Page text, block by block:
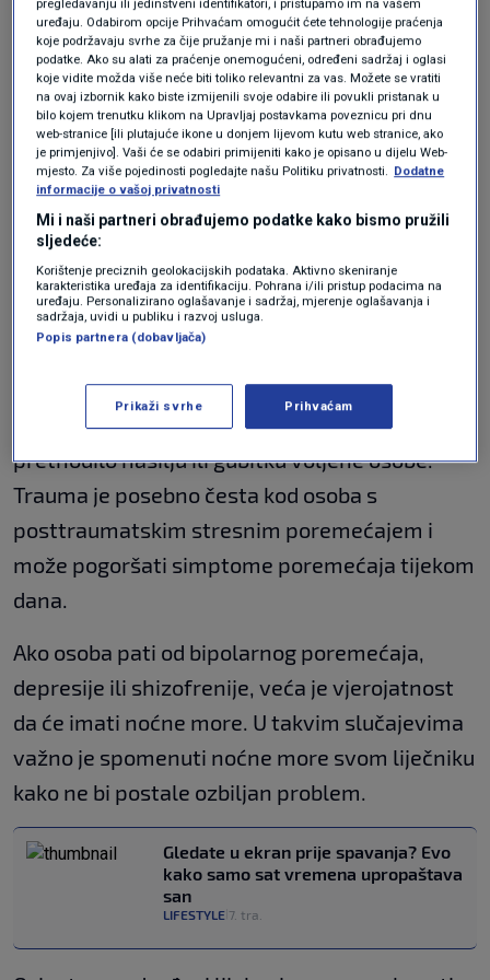
zdravljem tijela, pišeklix.ba.
Loše spavate? Ovo su navike ljudi
koji uvijek dobro spavaju
LIFESTYLE 7. kol.
Snovi i noćne morejoš su uvijek misterij
znanstvenicima, a određeni čimbenici mogu
povećati učestalost noćnih mora i narušiti
kvalitetu sna. Među tim čimbenicima ističe se
svakodnevni stres koji može utjecati na san i
neuobičajeno imati noćne more nakon
traumatičnog događaja poput nasilja koje je
prethodilo nasilju ili gubitku voljene osobe.
Trauma je posebno česta kod osoba s
posttraumatskim stresnim poremećajem i
može pogoršati simptome poremećaja tijekom
dana.
Ako osoba pati od bipolarnog poremećaja,
depresije ili shizofrenije, veća je vjerojatnost
da će imati noćne more. U takvim slučajevima
važno je spomenuti noćne more svom liječniku
kako ne bi postale ozbiljan problem.
Gledate u ekran prije spavanja? Evo
kako samo sat vremena upropaštava
san
LIFESTYLE 7. tra.
pregledavanju ili jedinstveni identifikatori, i pristupamo im na vašem
uređaju. Odabirom opcije Prihvaćam omogućit ćete tehnologije praćenja
koje podržavaju svrhe za čije pružanje mi i naši partneri obrađujemo
podatke. Ako su alati za praćenje onemogućeni, određeni sadržaj i oglasi
koje vidite možda više neće biti toliko relevantni za vas. Možete se vratiti
na ovaj izbornik kako biste izmijenili svoje odabire ili povukli pristanak u
bilo kojem trenutku klikom na Upravljaj postavkama poveznicu pri dnu
web-stranice [ili plutajuće ikone u donjem lijevom kutu web stranice, ako
je primjenjivo]. Vaši će se odabiri primijeniti kako je opisano u dijelu Web-
mjesto. Za više pojedinosti pogledajte našu Politiku privatnosti. Dodatne
informacije o vašoj privatnosti
Mi i naši partneri obrađujemo podatke kako bismo pružili
sljedeće:
Korištenje preciznih geolokacijskih podataka. Aktivno skeniranje
karakteristika uređaja za identifikaciju. Pohrana i/ili pristup podacima na
uređaju. Personalizirano oglašavanje i sadržaj, mjerenje oglašavanja i
sadržaja, uvidi u publiku i razvoj usluga.
Popis partnera (dobavljača)
Prikaži svrhe Prihvaćam